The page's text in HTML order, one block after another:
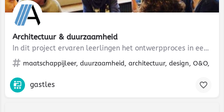
Architectuur & duurzaamheid
In dit project ervaren leerlingen het ontwerpproces in een ruimtelijke en technische opgave waarin…
maatschappijleer, duurzaamheid, architectuur, design, O&O,
gastles